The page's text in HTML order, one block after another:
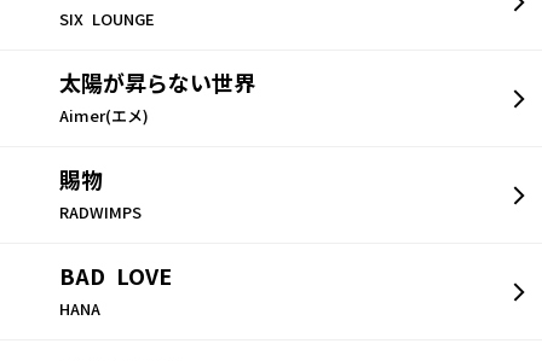
SIX LOUNGE
太陽が昇らない世界
Aimer(エメ)
賜物
RADWIMPS
BAD LOVE
HANA